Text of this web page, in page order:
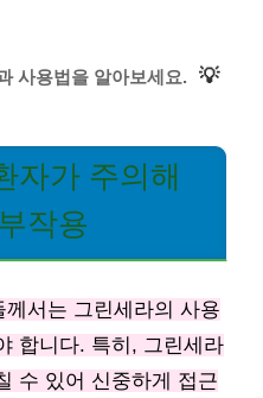
사용법을 알아보세요. 💡
자가 주의해
작용
서는 그린세라의 사용
합니다. 특히, 그린세라
수 있어 신중하게 접근